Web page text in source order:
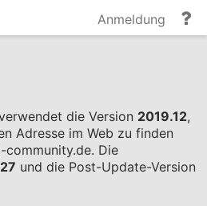
Anmeldung
die Version 2019.12,
Adresse im Web zu finden
Die
und die Post-Update-Version